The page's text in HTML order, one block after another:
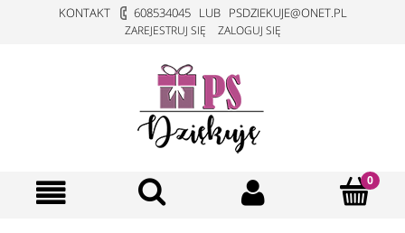
KONTAKT 608534045LUB PSDZIEKUJE@ONET.PL
ZAREJESTRUJ SIĘ ZALOGUJ SIĘ